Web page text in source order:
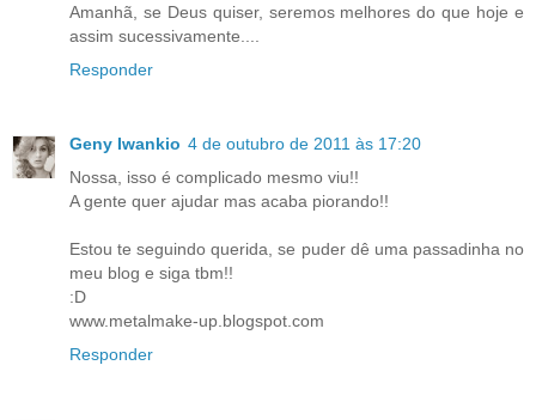
Amanhã, se Deus quiser, seremos melhores do que hoje e
assim sucessivamente....
Responder
Geny Iwankio 4 de outubro de 2011 às 17:20
Nossa, isso é complicado mesmo viu!!
A gente quer ajudar mas acaba piorando!!
Estou te seguindo querida, se puder dê uma passadinha no
meu blog e siga tbm!!
:D
www.metalmake-up.blogspot.com
Responder